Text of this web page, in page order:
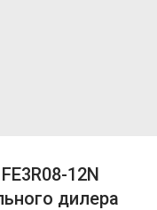
12N
дилера